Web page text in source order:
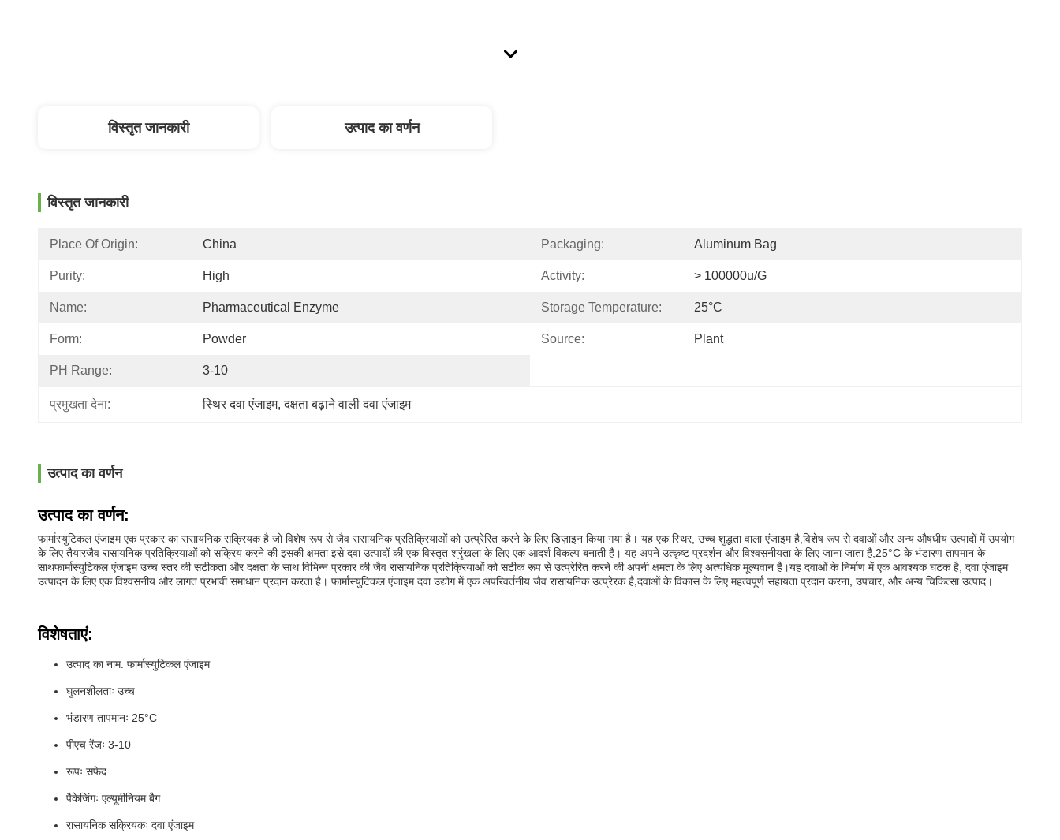
विस्तृत जानकारी उत्पाद का वर्णन
विस्तृत जानकारी
Place Of Origin: China Packaging: Aluminum Bag
Purity: High Activity: > 100000u/g
Name: Pharmaceutical Enzyme Storage Temperature: 25°C
Form: Powder Source: Plant
PH Range: 3-10
प्रमुखता देना: स्थिर दवा एंजाइम, दक्षता बढ़ाने वाली दवा एंजाइम
उत्पाद का वर्णन
उत्पाद का वर्णन:
फार्मास्युटिकल एंजाइम एक प्रकार का रासायनिक सक्रियक है जो विशेष रूप से जैव रासायनिक प्रतिक्रियाओं को उत्प्रेरित करने के लिए डिज़ाइन किया गया है। यह एक स्थिर, उच्च शुद्धता वाला एंजाइम है,विशेष रूप से दवाओं और अन्य औषधीय उत्पादों में उपयोग
के लिए तैयारजैव रासायनिक प्रतिक्रियाओं को सक्रिय करने की इसकी क्षमता इसे दवा उत्पादों की एक विस्तृत श्रृंखला के लिए एक आदर्श विकल्प बनाती है। यह अपने उत्कृष्ट प्रदर्शन और विश्वसनीयता के लिए जाना जाता है,25°C के भंडारण तापमान के
साथफार्मास्युटिकल एंजाइम उच्च स्तर की सटीकता और दक्षता के साथ विभिन्न प्रकार की जैव रासायनिक प्रतिक्रियाओं को सटीक रूप से उत्प्रेरित करने की अपनी क्षमता के लिए अत्यधिक मूल्यवान है।यह दवाओं के निर्माण में एक आवश्यक घटक है, दवा एंजाइम
उत्पादन के लिए एक विश्वसनीय और लागत प्रभावी समाधान प्रदान करता है। फार्मास्युटिकल एंजाइम दवा उद्योग में एक अपरिवर्तनीय जैव रासायनिक उत्प्रेरक है,दवाओं के विकास के लिए महत्वपूर्ण सहायता प्रदान करना, उपचार, और अन्य चिकित्सा उत्पाद।
विशेषताएं:
उत्पाद का नाम: फार्मास्युटिकल एंजाइम
घुलनशीलताः उच्च
भंडारण तापमानः 25°C
पीएच रेंजः 3-10
रूपः सफेद
पैकेजिंगः एल्यूमीनियम बैग
रासायनिक सक्रियकः दवा एंजाइम